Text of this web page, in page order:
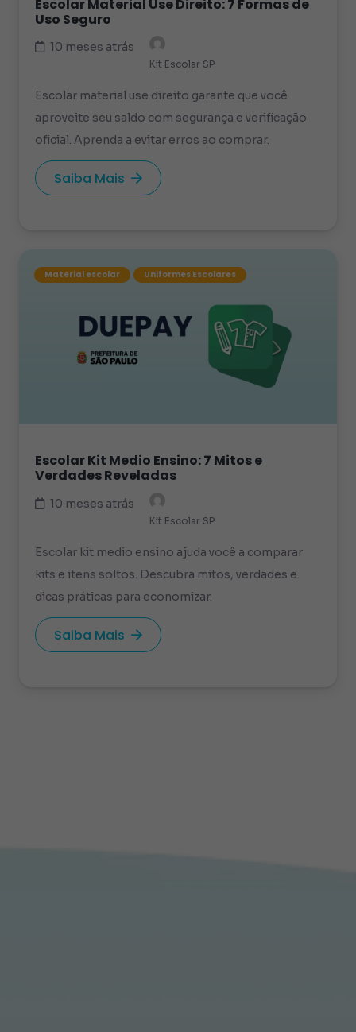
Escolar Material Use Direito: 7 Formas de
Uso Seguro
10 meses atrás
Kit Escolar SP
Escolar material use direito garante que você
aproveite seu saldo com segurança e verificação
oficial. Aprenda a evitar erros ao comprar.
Saiba Mais
Material escolar Uniformes Escolares
Escolar Kit Medio Ensino: 7 Mitos e
Verdades Reveladas
10 meses atrás
Kit Escolar SP
Escolar kit medio ensino ajuda você a comparar
kits e itens soltos. Descubra mitos, verdades e
dicas práticas para economizar.
Saiba Mais